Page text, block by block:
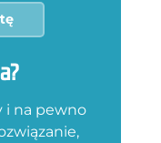
i na pewno